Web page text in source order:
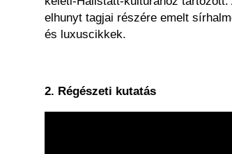
elhunyt tagjai részére emelt
és luxuscikkek.
2. Régészeti kutatás